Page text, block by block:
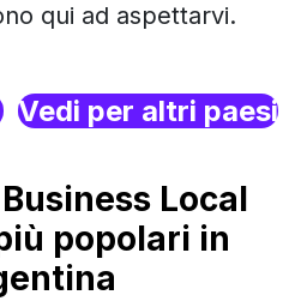
qui ad aspettarvi.
Vedi per altri paesi
Local
popolari in